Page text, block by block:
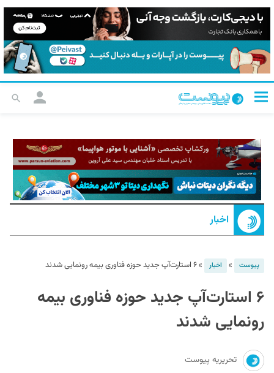
اخبار
پیوست » اخبار »۶ استارت‌آپ‌ جدید حوزه فناوری بیمه رونمایی شدند
۶ استارت‌آپ‌ جدید حوزه فناوری بیمه
رونمایی شدند
تحریریه پیوست